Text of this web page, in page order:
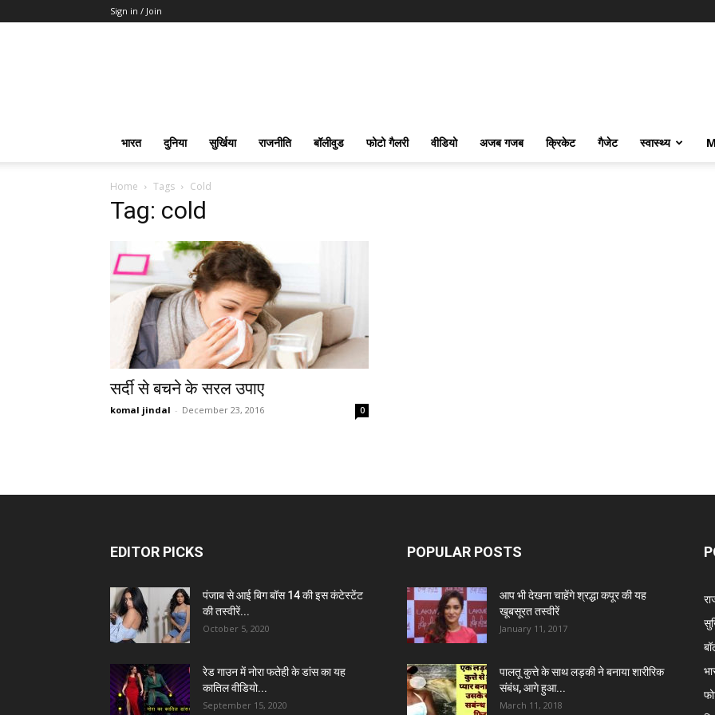
Sign in / Join
भारत दुनिया सुर्खिया राजनीति बॉलीवुड फोटो गैलरी वीडियो अजब गजब क्रिकेट गैजेट स्वास्थ्य
Home Tags Cold
Tag: cold
सर्दी से बचने के सरल उपाए
komal jindal - December 23, 2016 0
EDITOR PICKS
पंजाब से आई बिग बॉस 14 की इस कंटेस्टेंट
की तस्वीरें...
October 5, 2020
रेड गाउन में नोरा फतेही के डांस का यह
कातिल वीडियो...
September 15, 2020
POPULAR POSTS
आप भी देखना चाहेंगे श्रद्धा कपूर की यह
खूबसूरत तस्वीरें
January 11, 2017
पालतू कुत्ते के साथ लड़की ने बनाया शारीरिक
संबंध, आगे हुआ...
March 11, 2018